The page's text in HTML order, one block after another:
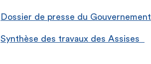
Dossier de presse du Gouvernement
Synthèse des travaux des Assises